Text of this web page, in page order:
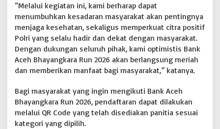
“Melalui kegiatan ini, kami berharap dapat
menumbuhkan kesadaran masyarakat akan pentingnya
menjaga kesehatan, sekaligus memperkuat citra positif
Polri yang selalu hadir dan dekat dengan masyarakat.
Dengan dukungan seluruh pihak, kami optimistis Bank
Aceh Bhayangkara Run 2026 akan berlangsung meriah
dan memberikan manfaat bagi masyarakat,” katanya.
Bagi masyarakat yang ingin mengikuti Bank Aceh
Bhayangkara Run 2026, pendaftaran dapat dilakukan
melalui QR Code yang telah disediakan panitia sesuai
kategori yang dipilih.